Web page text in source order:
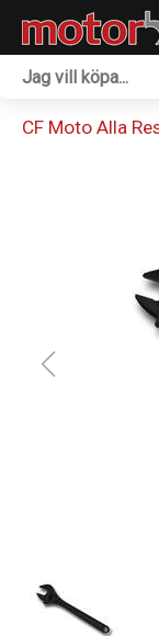
CF Moto Alla